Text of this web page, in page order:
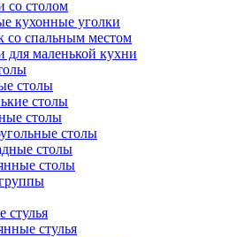
со столом
кухонные уголки
со спальным местом
для маленькой кухни
столы
столы
столы
столы
столы
столы
стулья
стулья